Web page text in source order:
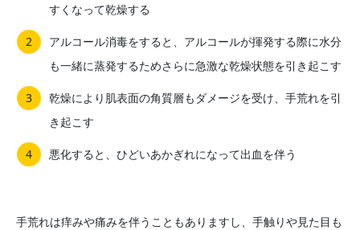
すくなって乾燥する
アルコール消毒をすると、アルコールが揮発する際に水分
も一緒に蒸発するためさらに急激な乾燥状態を引き起こす
乾燥により肌表面の角質層もダメージを受け、手荒れを引
き起こす
悪化すると、ひどいあかぎれになって出血を伴う
手荒れは痒みや痛みを伴うこともありますし、手触りや見た目も